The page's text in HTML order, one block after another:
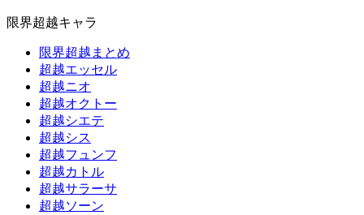
限界超越キャラ
限界超越まとめ
超越エッセル
超越ニオ
超越オクトー
超越シエテ
超越シス
超越フュンフ
超越カトル
超越サラーサ
超越ソーン